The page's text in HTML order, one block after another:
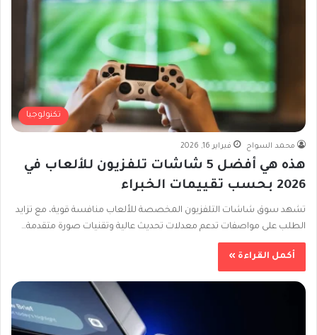
تكنولوجيا
محمد السواح فبراير 16, 2026
هذه هي أفضل 5 شاشات تلفزيون للألعاب في
2026 بحسب تقييمات الخبراء
تشهد سوق شاشات التلفزيون المخصصة للألعاب منافسة قوية، مع تزايد
الطلب على مواصفات تدعم معدلات تحديث عالية وتقنيات صورة متقدمة…
أكمل القراءة »